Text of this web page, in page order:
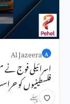
A
Al Jazeera
اسرائیلی فوج
فلسطینیوں کو
2 دن پہلے